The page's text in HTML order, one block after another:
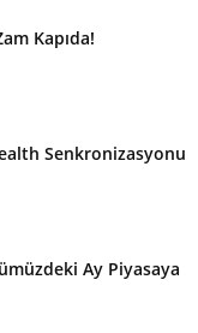
Kapıda!
Senkronizasyonu
Ay Piyasaya